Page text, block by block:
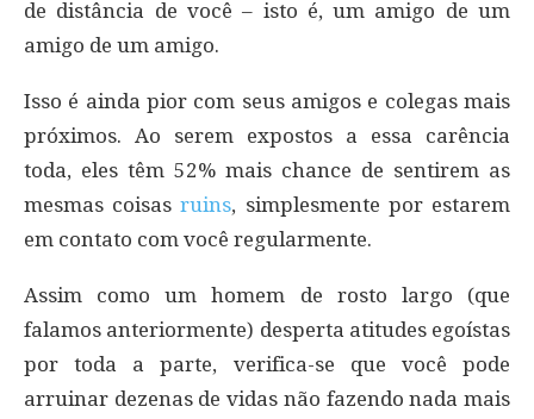
de distância de você – isto é, um amigo de um
amigo de um amigo.
Isso é ainda pior com seus amigos e colegas mais
próximos. Ao serem expostos a essa carência
toda, eles têm 52% mais chance de sentirem as
mesmas coisasruins, simplesmente por estarem
em contato com você regularmente.
Assim como um homem de rosto largo (que
falamos anteriormente) desperta atitudes egoístas
por toda a parte, verifica-se que você pode
arruinar dezenas de vidas não fazendo nada mais